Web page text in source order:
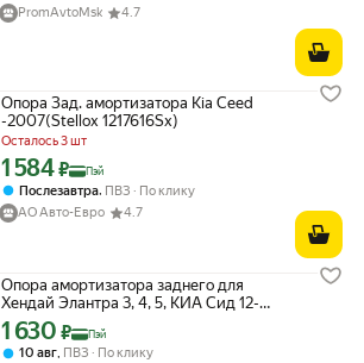
PromAvtoMsk
4.7
Опора Зад. амортизатора Kia Ceed
-2007(Stellox 1217616Sx)
Осталось 3 шт
Цена с картой Яндекс Пэй 1584 ₽ вместо
1 584₽ Пэй
Послезавтра, ПВЗ
По клику
АО Авто-Евро
4.7
Опора амортизатора заднего для
Хендай Элантра 3, 4, 5, КИА Сид 12-
17616-SX STELLOX
Цена с картой Яндекс Пэй 1630 ₽ вместо
1 630 ₽ Пэй
10 авг, ПВЗ
По клику